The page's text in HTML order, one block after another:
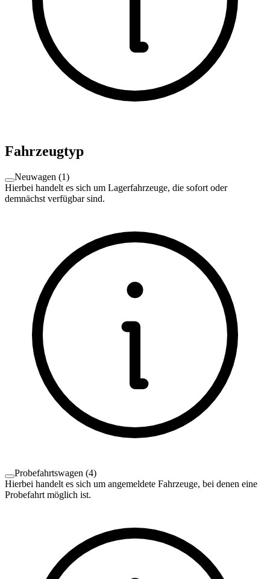
Fahrzeugtyp
Neuwagen (1)
Hierbei handelt es sich um Lagerfahrzeuge, die sofort oder
demnächst verfügbar sind.
Probefahrtswagen (4)
Hierbei handelt es sich um angemeldete Fahrzeuge, bei denen eine
Probefahrt möglich ist.